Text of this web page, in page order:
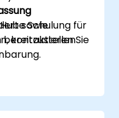
sowie
bereitzustellen
zu
Schulung für
kontaktieren Sie